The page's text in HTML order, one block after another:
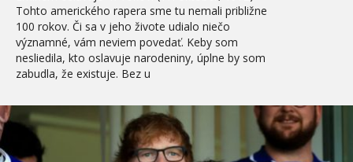
Tohto amerického rapera sme tu nemali približne
100 rokov. Či sa v jeho živote udialo niečo
významné, vám neviem povedať. Keby som
nesliedila, kto oslavuje narodeniny, úplne by som
zabudla, že existuje. Bez u